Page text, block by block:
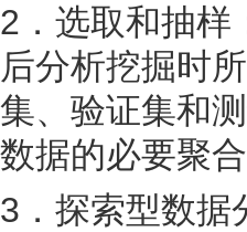
2．选取和抽样
后分析挖掘时
集、验证集和
数据的必要聚
3．探索型数据